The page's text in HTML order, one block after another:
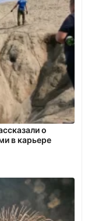
о
в карьере